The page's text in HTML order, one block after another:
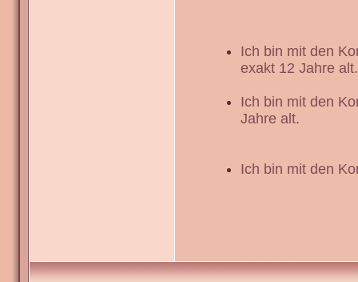
Ich bin mit den
exakt 12 Jahre alt.
Ich bin mit den
Jahre alt.
Ich bin mit den